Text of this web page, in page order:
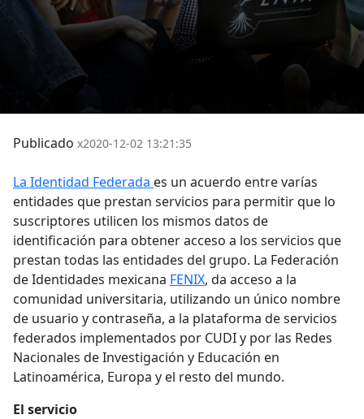
Publicado x2020-12-02 13:21:35
La Identidad Federada es un acuerdo entre varías
entidades que prestan servicios para permitir que lo
suscriptores utilicen los mismos datos de
identificación para obtener acceso a los servicios que
prestan todas las entidades del grupo. La Federación
de Identidades mexicana FENIX, da acceso a la
comunidad universitaria, utilizando un único nombre
de usuario y contraseña, a la plataforma de servicios
federados implementados por CUDI y por las Redes
Nacionales de Investigación y Educación en
Latinoamérica, Europa y el resto del mundo.
El servicio